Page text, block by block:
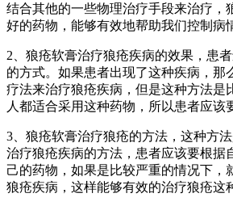
结合其他的一些物理治疗手段来治疗，
好的药物，能够有效地帮助我们控制病
2、狼疮软膏治疗狼疮疾病的效果，患
的方式。如果患者出现了这种疾病，那
疗法来治疗狼疮疾病，但是这种方法是
人都适合采用这种药物，所以患者应该
3、狼疮软膏治疗狼疮的方法，这种方
治疗狼疮疾病的方法，患者应该要根据
己的药物，如果是比较严重的情况下，
狼疮疾病，这样能够有效的治疗狼疮这